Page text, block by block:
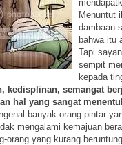
Menuntut
dambaan
bahwa itu
Tapi
sempit
kepada
kedisplinan, semangat
hal yang sangat
banyak orang pintar
mengalami kemajuan
orang yang kurang